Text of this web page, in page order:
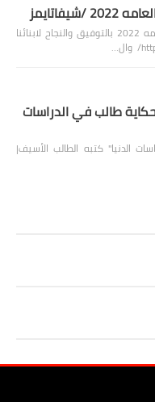
ل معرفة نتيجة الثانويه العامه 2022 بالتوفيق والنجاح لابنائنا
طالب في الدراسات
الدنيا" كتبه الطالب الأسيف|